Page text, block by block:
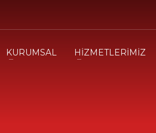
KURUMSAL HİZMETLERİMİZ